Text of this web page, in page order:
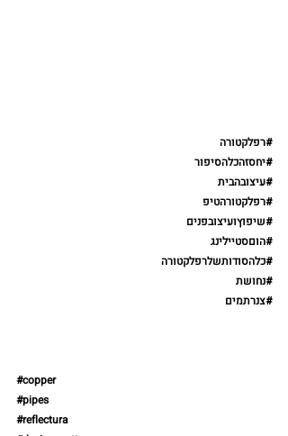
#רפלקטורה
#יחסזהכלהסיפור
#עיצובהבית
#רפלקטורהטיפ
#שיפוץועיצובפנים
#הוםסטיילינג
#כלהסודותשלרפלקטורה
#נחושת
#צנרתמים
#copper
#pipes
#reflectura